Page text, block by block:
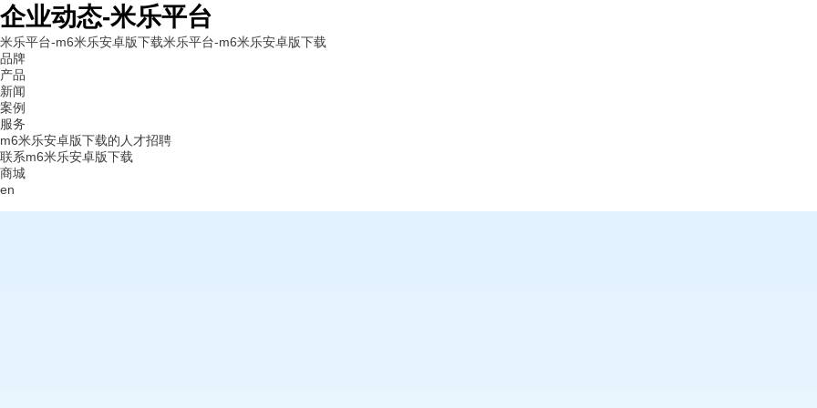
企业动态-米乐平台
米乐平台-m6米乐安卓版下载米乐平台-m6米乐安卓版下载
品牌
产品
新闻
案例
服务
m6米乐安卓版下载的人才招聘
联系m6米乐安卓版下载
商城
en